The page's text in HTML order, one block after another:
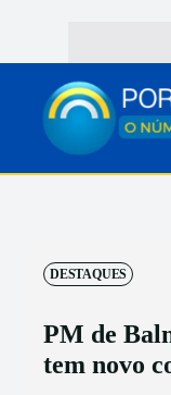
DESTAQUES
PM de
tem novo